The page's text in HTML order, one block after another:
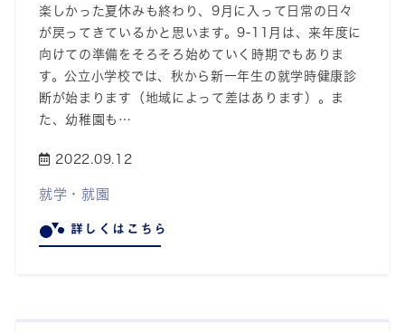
楽しかった夏休みも終わり、9月に入って日常の日々
が戻ってきているかと思います。9-11月は、来年度に
向けての準備をそろそろ始めていく時期でもありま
す。公立小学校では、秋から新一年生の就学時健康診
断が始まります（地域によって差はあります）。ま
た、幼稚園も…
2022.09.12
就学・就園
詳しくはこちら